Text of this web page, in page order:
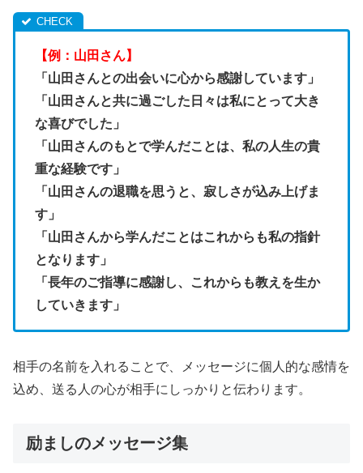
【例：山田さん】
「山田さんとの出会いに心から感謝しています」
「山田さんと共に過ごした日々は私にとって大き
な喜びでした」
「山田さんのもとで学んだことは、私の人生の貴
重な経験です」
「山田さんの退職を思うと、寂しさが込み上げま
す」
「山田さんから学んだことはこれからも私の指針
となります」
「長年のご指導に感謝し、これからも教えを生か
していきます」
相手の名前を入れることで、メッセージに個人的な感情を
込め、送る人の心が相手にしっかりと伝わります。
励ましのメッセージ集